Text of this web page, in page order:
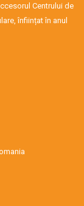
Centrului de
înființat în anul